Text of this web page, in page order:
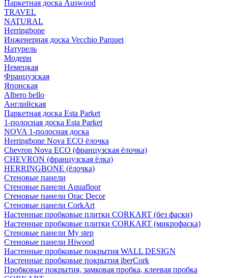
Паркетная доска Auswood
TRAVEL
NATURAL
Herringbone
Инженерная доска Vecchio Parquet
Натурель
Модерн
Немецкая
Французская
Японская
Albero bello
Английская
Паркетная доска Esta Parket
1-полосная доска Esta Parket
NOVA 1-полосная доска
Herringbone Nova ECO ёлочка
Chevron Nova ECO (французская ёлочка)
CHEVRON (французская ёлка)
HERRINGBONE (ёлочка)
Стеновые панели
Стеновые панели Aquafloor
Стеновые панели Orac Decor
Стеновые панели CorkArt
Настенные пробковые плитки CORKART (без фаски)
Настенные пробковые плитки CORKART (микрофаска)
Стеновые панели My step
Стеновые панели Hiwood
Настенные пробковые покрытия WALL DESIGN
Настенные пробковые покрытия iberCork
Пробковые покрытия, замковая пробка, клеевая пробка